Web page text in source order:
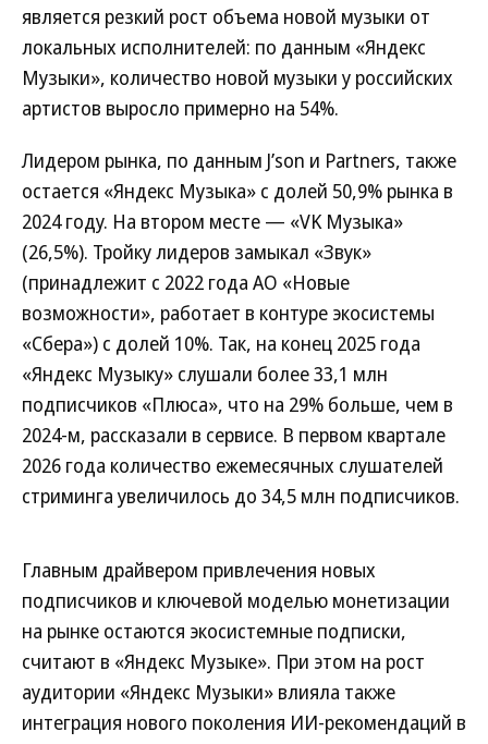
является резкий рост объема новой музыки от
локальных исполнителей: по данным «Яндекс
Музыки», количество новой музыки у российских
артистов выросло примерно на 54%.
Лидером рынка, по данным J’son и Partners, также
остается «Яндекс Музыка» с долей 50,9% рынка в
2024 году. На втором месте — «VK Музыка»
(26,5%). Тройку лидеров замыкал «Звук»
(принадлежит с 2022 года АО «Новые
возможности», работает в контуре экосистемы
«Сбера») с долей 10%. Так, на конец 2025 года
«Яндекс Музыку» слушали более 33,1 млн
подписчиков «Плюса», что на 29% больше, чем в
2024-м, рассказали в сервисе. В первом квартале
2026 года количество ежемесячных слушателей
стриминга увеличилось до 34,5 млн подписчиков.
Главным драйвером привлечения новых
подписчиков и ключевой моделью монетизации
на рынке остаются экосистемные подписки,
считают в «Яндекс Музыке». При этом на рост
аудитории «Яндекс Музыки» влияла также
интеграция нового поколения ИИ-рекомендаций в